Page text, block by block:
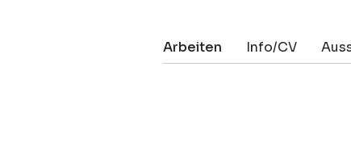
Arbeiten Info/CV